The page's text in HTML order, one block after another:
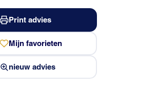
Print advies
Mijn favorieten
nieuw advies